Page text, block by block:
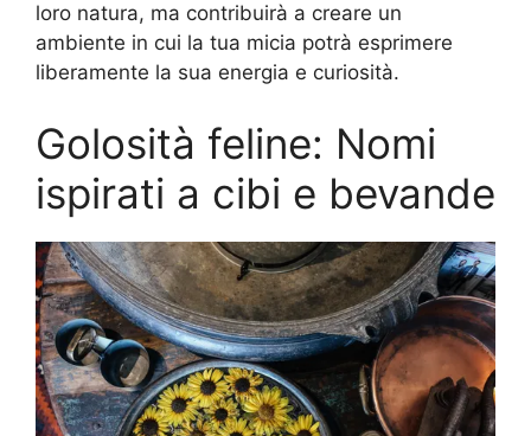
loro natura, ma contribuirà a creare un
ambiente in cui la tua micia potrà esprimere
liberamente la sua energia e curiosità.
Golosità feline: Nomi
ispirati a cibi e bevande